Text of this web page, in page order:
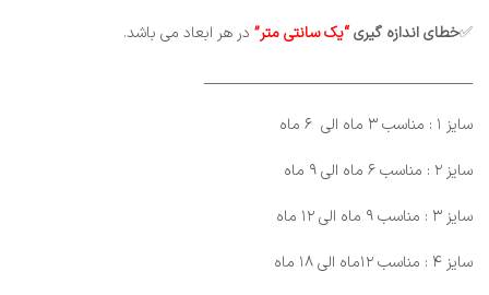
✅خطایاندازه گیری“یک سانتی متر” در هر ابعاد می باشد.
_________________________________________
سایز ۱ : مناسب ۳ ماه الی ۶ ماه
سایز ۲ : مناسب ۶ ماه الی ۹ ماه
سایز ۳ : مناسب ۹ ماه الی ۱۲ ماه
سایز ۴ : مناسب ۱۲ماه الی ۱۸ ماه